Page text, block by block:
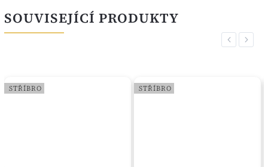
SOUVISEJÍCÍ PRODUKTY
Previous
STŘÍBRO STŘÍBRO
Next